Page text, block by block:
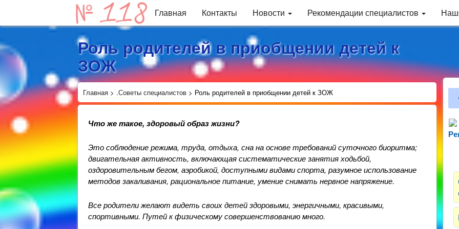
Главная Контакты Новости Рекомендации специалистов
Роль родителей в приобщении детей к
ЗОЖ
Главная > .Советы специалистов > Роль родителей в приобщении детей к ЗОЖ
Что же такое, здоровый образ жизни?
Это соблюдение режима, труда, отдыха, сна на основе требований суточного биоритма;
двигательная активность, включающая систематические занятия ходьбой,
оздоровительным бегом, аэробикой, доступными видами спорта, разумное использование
методов закаливания, рациональное питание, умение снимать нервное напряжение.
Все родители желают видеть своих детей здоровыми, энергичными, красивыми,
спортивными. Путей к физическому совершенствованию много.